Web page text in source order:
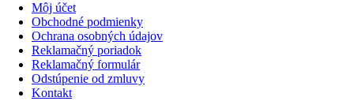
Môj účet
Obchodné podmienky
Ochrana osobných údajov
Reklamačný poriadok
Reklamačný formulár
Odstúpenie od zmluvy
Kontakt